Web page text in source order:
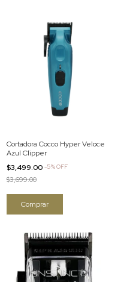
Cortadora Cocco Hyper Veloce
Azul Clipper
$3,499.00 -5%OFF
$3,699.00